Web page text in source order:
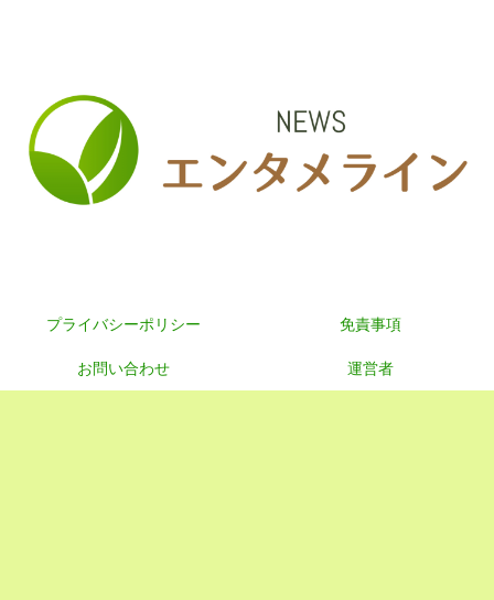
プライバシーポリシー 免責事項
お問い合わせ 運営者